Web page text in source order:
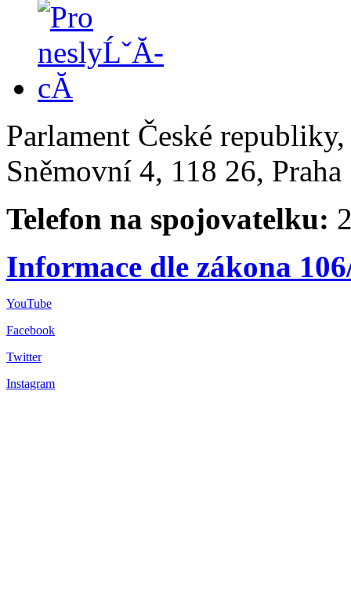
Parlament České
Sněmovní 4, 118 26,
Telefon na spojovatelku:
Informace dle zákona
YouTube
Facebook
Twitter
Instagram